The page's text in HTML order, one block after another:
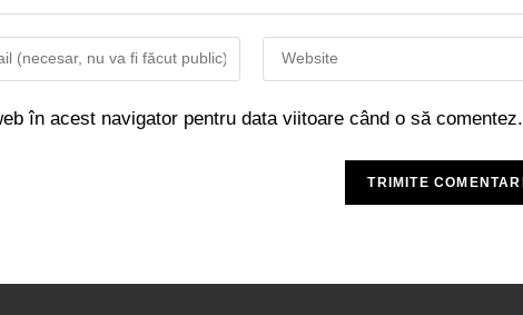
în acest navigator pentru data viitoare când o să comentez.